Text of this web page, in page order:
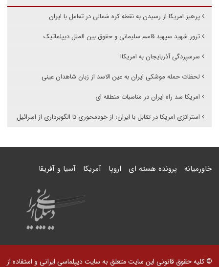
پرهیز امریکا از رسیدن به نقطه کره شمالی در تعامل با ایران
ترور شهید سپهبد قاسم سلیمانی و حقوق بین الملل دیپلماتیک
سرسپردگی آذربایجان به امریکا!
لحظات حمله موشکی ایران به عین الاسد از زبان شاهدان عینی
امریکا سد راه ایران در مناسبات منطقه ای
استراتژی امریکا در تقابل با ایران؛ از خودمحوری تا الگوبرداری از اسرائیل
خاورمیانه پرونده هسته ای اروپا آمریکا آسیا و آفریقا
© کلیه حقوق قانونی این سایت متعلق به سایت دیپلماسی ایرانی و استفاده از